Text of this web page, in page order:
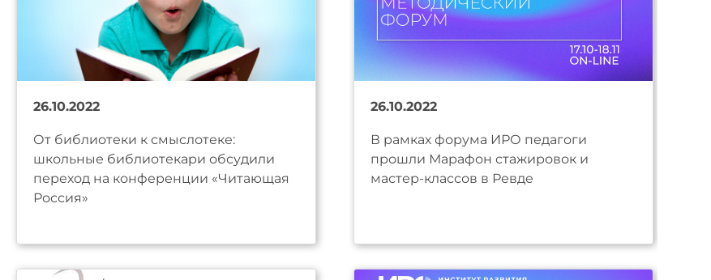
26.10.2022
От библиотеки к смыслотеке:
школьные библиотекари обсудили
переход на конференции «Читающая
Россия»
26.10.2022
В рамках форума ИРО педагоги
прошли Марафон стажировок и
мастер-классов в Ревде